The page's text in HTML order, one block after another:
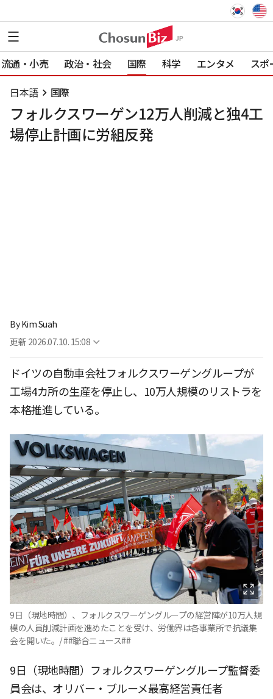
流通・小売 政治・社会 国際 科学 エンタメ スポ
日本語 国際
フォルクスワーゲン12万人削減と独4工
場停止計画に労組反発
By Kim Suah
更新 2026.07.10. 15:08
ドイツの自動車会社フォルクスワーゲングループが
工場4カ所の生産を停止し、10万人規模のリストラを
本格推進している。
9日（現地時間）、フォルクスワーゲングループの経営陣が10万人規
模の人員削減計画を進めたことを受け、労働界は各事業所で抗議集
会を開いた。/ ##聯合ニュース##
9日（現地時間）フォルクスワーゲングループ監督委
員会は、オリバー・ブルーメ最高経営責任者